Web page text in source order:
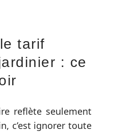
tarif
: ce
reflète seulement
c’est ignorer toute